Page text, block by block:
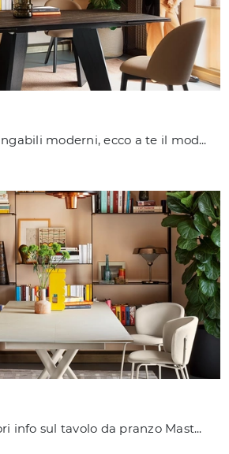
Se vuoi tavoli allungabili moderni, ecco a te il modello da pranzo in ceramica Victor della firma Connubia.
Vuoi avere ulteriori info sul tavolo da pranzo Master di Connubia? Clicca e scopri di più sui modelli allungabili del brand.